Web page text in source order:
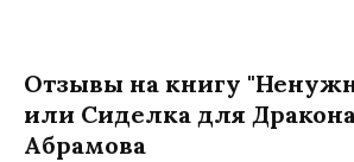
Отзывы на книгу
или Сиделка для
Абрамова